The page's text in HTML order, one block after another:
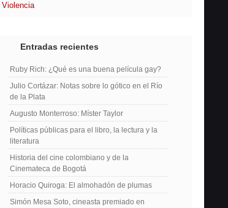
Violencia
Entradas recientes
Ruby Rich: ¿Qué es una buena película gay?
Julio Cortázar: Notas sobre lo gótico en el Río
de la Plata
Augusto Monterroso: Míster Taylor
Políticas públicas para el libro, la lectura y la
literatura
Historia del cine colombiano y de la
Cinemateca de Bogotá
Horacio Quiroga: El almohadón de plumas
Simón Mesa Soto, cineasta premiado en